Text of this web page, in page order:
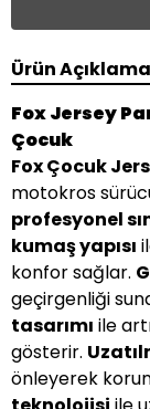
Ürün
Fox Jersey
Çocuk
Fox Çocuk
motokros
profesyonel
kumaş yapısı
konfor sağlar.
geçirgenliği
tasarımı ile
gösterir.
önleyerek